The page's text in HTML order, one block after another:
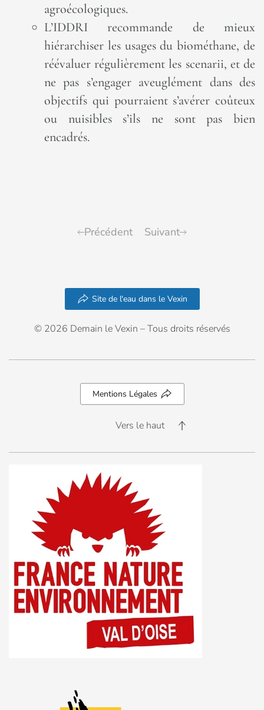
agroécologiques.
L’IDDRI recommande de mieux
hiérarchiser les usages du biométhane, de
réévaluer régulièrement les scenarii, et de
ne pas s’engager aveuglément dans des
objectifs qui pourraient s’avérer coûteux
ou nuisibles s’ils ne sont pas bien
encadrés.
Précédent Suivant
Site de l'eau dans le Vexin
© 2026 Demain le Vexin – Tous droits réservés
Mentions Légales
Vers le haut